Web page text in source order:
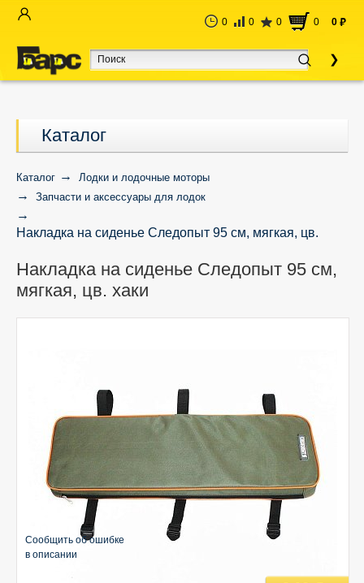
0 0 0 0 0 руб
Каталог
Каталог
Лодки и лодочные моторы
Запчасти и аксессуары для лодок
Накладка на сиденье Следопыт 95 см, мягкая, цв.
Накладка на сиденье Следопыт 95 см,
мягкая, цв. хаки
Сообщить об ошибке
в описании